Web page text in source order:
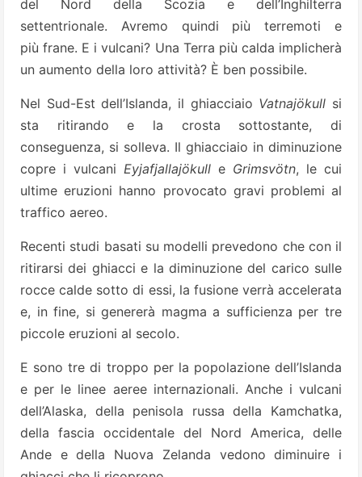
del Nord della Scozia e dell’Inghilterra
settentrionale. Avremo quindi più terremoti e
più frane. E i vulcani? Una Terra più calda implicherà
un aumento della loro attività? È ben possibile.
Nel Sud-Est dell’Islanda, il ghiacciaio Vatnajökull si
sta ritirando e la crosta sottostante, di
conseguenza, si solleva. Il ghiacciaio in diminuzione
copre i vulcani Eyjafjallajökull e Grimsvötn, le cui
ultime eruzioni hanno provocato gravi problemi al
traffico aereo.
Recenti studi basati su modelli prevedono che con il
ritirarsi dei ghiacci e la diminuzione del carico sulle
rocce calde sotto di essi, la fusione verrà accelerata
e, in fine, si genererà magma a sufficienza per tre
piccole eruzioni al secolo.
E sono tre di troppo per la popolazione dell’Islanda
e per le linee aeree internazionali. Anche i vulcani
dell’Alaska, della penisola russa della Kamchatka,
della fascia occidentale del Nord America, delle
Ande e della Nuova Zelanda vedono diminuire i